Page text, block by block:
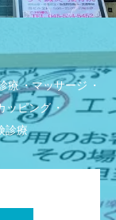
療
マッサージ
ッピング
診療